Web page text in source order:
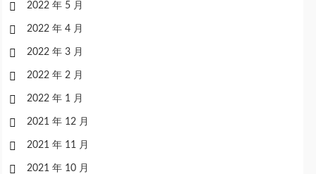
2022 年 5 月
2022 年 4 月
2022 年 3 月
2022 年 2 月
2022 年 1 月
2021 年 12 月
2021 年 11 月
2021 年 10 月